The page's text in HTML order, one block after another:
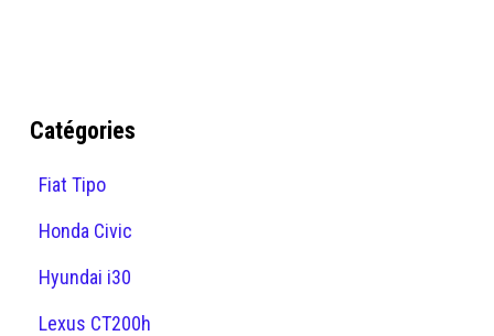
Catégories
Fiat Tipo
Honda Civic
Hyundai i30
Lexus CT200h